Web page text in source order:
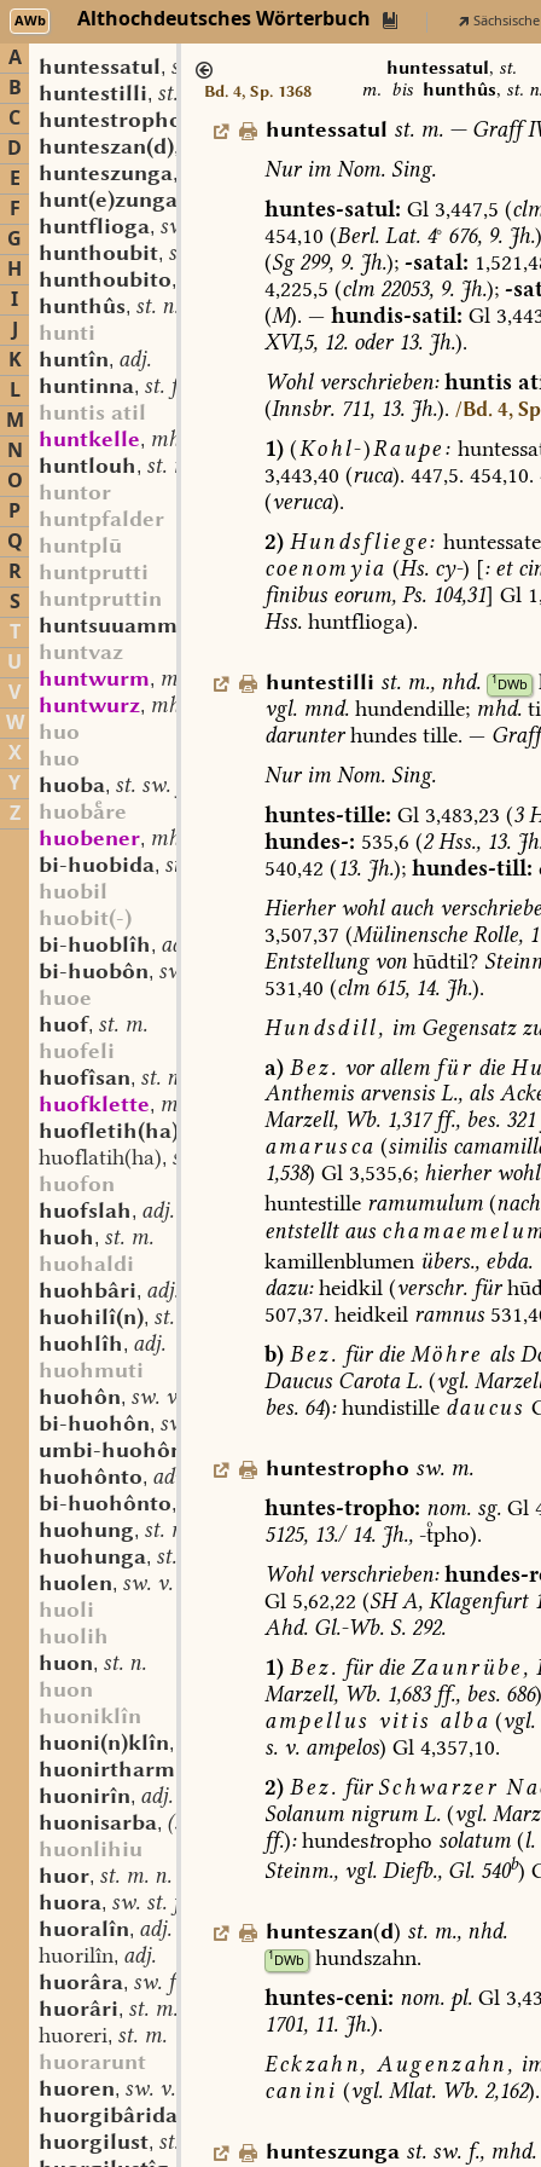
AWb Althochdeutsches Wörterbuch
A
B
C
D
E
F
G
H
I
J
K
L
M
N
O
P
Q
R
S
T
U
V
W
X
Y
Z
huntessatul, st. m.
huntestilli, st. m.
huntestropho
sw. m.
hunteszan(d),
st. m.
hunteszunga,
hunt(e)zunga
huntflioga, sw. st. f.
hunthoubit, st. n.
hunthoubito,
hunthûs, st. n.
hunti
huntîn, adj.
huntinna, st. f.
huntis atil
huntkelle, mhd. st. sw. f.
huntlouh, st. m.
huntor
huntpfalder
huntplū
huntprutti
huntpruttin
huntsuuammo
huntvaz
huntwurm, mhd. st. m.
huntwurz, mhd. st. f.
huo
huo
huoba, st. sw. f.
huobre
huobener, mhd. st. (?) m.
bi-huobida, st. f.
huobil
huobit(-)
bi-huoblîh, adj.
bi-huobôn, sw. v.
huoe
huof, st. m.
huofeli
huofîsan, st. n.
huofklette, mhd. sw. f.
huofletih(ha)
huoflatih(ha), st. sw. f.
huofon
huofslah, adj.
huoh, st. m.
huohaldi
huohbâri, adj.
huohilî(n), st. n.
huohlîh, adj.
huohmuti
huohôn, sw. v.
bi-huohôn, sw. v.
umbi-huohôn
huohônto, adv.
bi-huohônto,
huohung, st. m.
huohunga, st. f.
huolen, sw. v.
huoli
huolih
huon, st. n.
huon
huoniklîn
huoni(n)klîn,
huonirtharm
huonirîn, adj.
huonisarba, (st. sw.?) f.
huonlihiu
huor, st. m. n.
huora, sw. st. f.
huoralîn, adj.
huorilîn, adj.
huorâra, sw. f.
huorâri, st. m.
huoreri, st. m.
huorarunt
huoren, sw. v.
huorgibârida
huorgilust, st. f.
Bd. 4, Sp. 1368
huntessatul, st.
m. bis hunthûs, st.
huntessatul st. m. —Graff
NurimNom.Sing.
huntes-satul: Gl3,447,5 (
454,10 (Berl.Lat.4° 676,9.Jh.
(Sg299,9.Jh.); -satal:
4,225,5 (clm22053,9.Jh.); -
(M). — hundis-satil: Gl
XVI,5, 12.oder13.Jh.).
Wohlverschrieben: huntis
(Innsbr.711, 13.Jh.). /Bd. 4,
1) (Kohl-)Raupe:
3,443,40 (ruca). 447,5. 454,10.
(veruca).
2) Hundsfliege:
coenomyia (Hs.cy-) [:et
finibuseorum,Ps. 104,31] Gl
Hss.huntflioga).
huntestilli st. m., nhd. 1DWb
vgl.mnd. hundendille; mhd.
darunterhundestille. — Graff
NurimNom.Sing.
huntes-tille: Gl3,483,23 (3
hundes-: 535,6 (2Hss.,13.
540,42 (13.Jh.); hundes-till:
Hierherwohlauch
3,507,37 (MülinenscheRolle,
Entstellungvonhūdtil?
531,40 (clm615,14.Jh.).
Hundsdill, im Gegensatz
a) Bez. vorallem für die
Anthemis arvensisL.,als
Marzell,Wb.1,317ff., bes.321
amarusca (similis
1,538) Gl3,535,6; hierherwohl
huntestille ramumulum(nach
entstelltaus
kamillenblumen übers., ebda.
dazu:heidkil(verschr.für
507,37. heidkeil ramnus
b) Bez. fürdie Möhre als
Daucus CarotaL.(vgl.
bes.64):hundistille daucus
huntestropho sw. m.
huntes-tropho: nom.sg.Gl
5125,13./ 14.Jh.,-pho).
Wohlverschrieben: hundes-
Gl5,62,22 (SHA,Klagenfurt
Ahd.Gl.-Wb.S.292.
1) Bez. fürdie Zaunrübe,
Marzell, Wb.1,683ff.,bes.686)
ampellus vitis alba (vgl.
s.v.ampelos) Gl4,357,10.
2) Bez. für Schwarzer
Solanum nigrumL.(vgl.
ff.):hundestropho solatum(l.
Steinm.,vgl.Diefb.,Gl.540b)
hunteszan(d) st. m., nhd.
1DWb hundszahn.
huntes-ceni: nom.pl.Gl
1701, 11.Jh.).
Eckzahn, Augenzahn,
canini (vgl. Mlat.Wb.2,162).
hunteszunga st. sw. f., mhd.